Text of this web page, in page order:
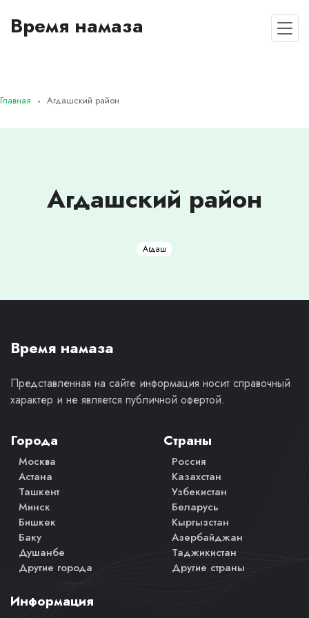
Время намаза
Главная Агдашский район
Агдашский район
Агдаш
Время намаза
Представленная на сайте информация носит справочный
характер и не является публичной офертой.
Города
Москва
Астана
Ташкент
Минск
Бишкек
Баку
Душанбе
Другие города
Страны
Россия
Казахстан
Узбекистан
Беларусь
Кыргызстан
Азербайджан
Таджикистан
Другие страны
Информация